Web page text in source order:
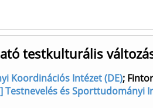
testkulturális
Koordinációs Intézet (DE);
és Sporttudományi